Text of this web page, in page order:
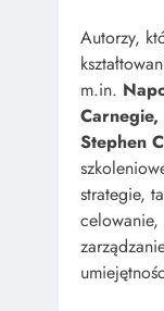
Autorzy,
m.in.
Stephen
strategie,
celowanie,